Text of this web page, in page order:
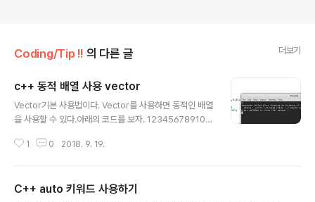
Coding/Tip !! 의 다른 글 더보기
c++ 동적 배열 사용 vector
Vector기본 사용법이다. Vector를 사용하면 동적인 배열
을 사용할 수 있다.아래의 코드를 보자. 1234567891011
hello_arr = new int[5]; //보통 배열의 동적할당 시 이런
1 0 2018. 9. 19.
C++ auto 키워드 사용하기